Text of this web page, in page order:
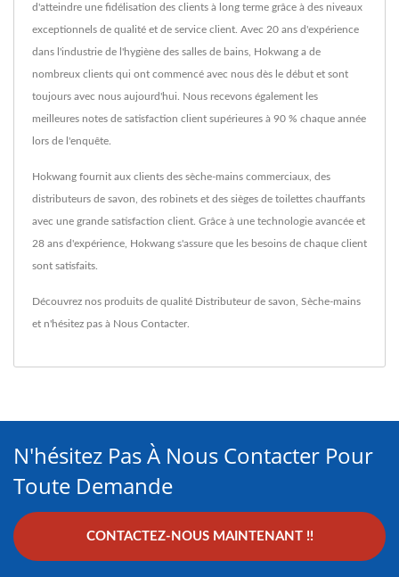
d'atteindre une fidélisation des clients à long terme grâce à des niveaux
exceptionnels de qualité et de service client. Avec 20 ans d'expérience
dans l'industrie de l'hygiène des salles de bains, Hokwang a de
nombreux clients qui ont commencé avec nous dès le début et sont
toujours avec nous aujourd'hui. Nous recevons également les
meilleures notes de satisfaction client supérieures à 90 % chaque année
lors de l'enquête.
Hokwang fournit aux clients des sèche-mains commerciaux, des
distributeurs de savon, des robinets et des sièges de toilettes chauffants
avec une grande satisfaction client. Grâce à une technologie avancée et
28 ans d'expérience, Hokwang s'assure que les besoins de chaque client
sont satisfaits.
Découvrez nos produits de qualité Distributeur de savon Sèche-mains
et n'hésitez pas à Nous Contacter.
N'hésitez Pas À Nous Contacter Pour
Toute Demande
CONTACTEZ-NOUS MAINTENANT !!